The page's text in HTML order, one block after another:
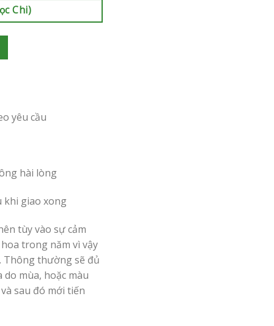
Chi)
yêu cầu
hài lòng
khi giao xong
tùy vào sự cảm
trong năm vì vậy
Thông thường sẽ đủ
mùa, hoặc màu
sau đó mới tiến